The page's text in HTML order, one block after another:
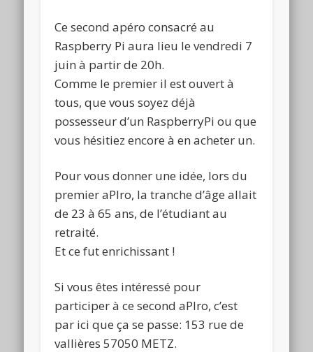
Ce second apéro consacré au
Raspberry Pi aura lieu le vendredi 7
juin à partir de 20h.
Comme le premier il est ouvert à
tous, que vous soyez déjà
possesseur d’un RaspberryPi ou que
vous hésitiez encore à en acheter un.
Pour vous donner une idée, lors du
premier aPIro, la tranche d’âge allait
de 23 à 65 ans, de l’étudiant au
retraité.
Et ce fut enrichissant !
Si vous êtes intéressé pour
participer à ce second aPIro, c’est
par ici que ça se passe: 153 rue de
vallières 57050 METZ.